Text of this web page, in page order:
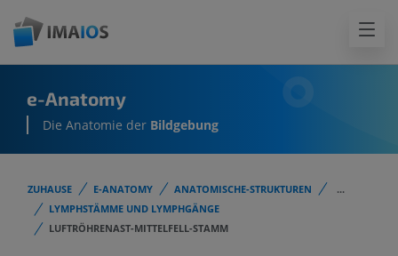
e-Anatomy
Die Anatomie der Bildgebung
ZUHAUSE E-ANATOMY ANATOMISCHE-STRUKTUREN
...
LYMPHSTÄMME UND LYMPHGÄNGE
LUFTRÖHRENAST-MITTELFELL-STAMM